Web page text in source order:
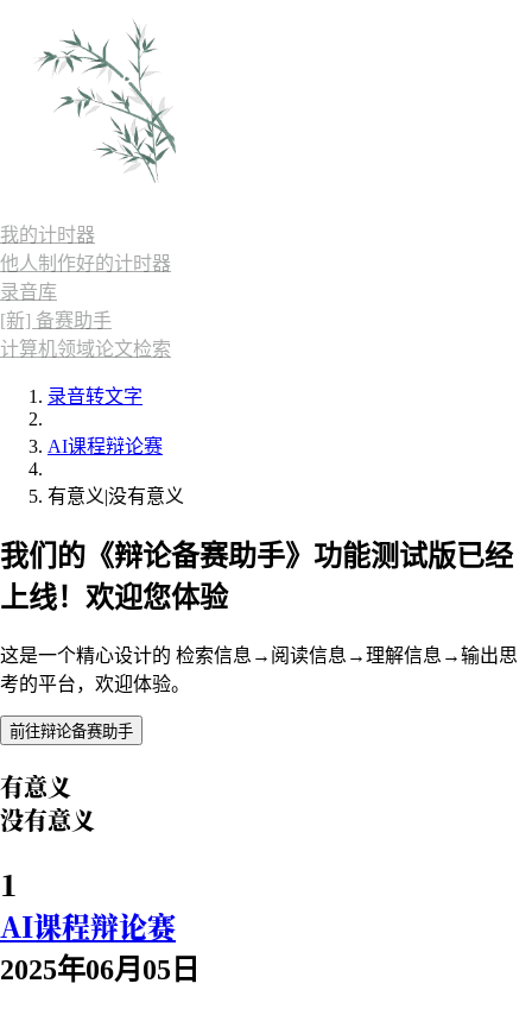
我的计时器
他人制作好的计时器
录音库
[新] 备赛助手
计算机领域论文检索
录音转文字
AI课程辩论赛
有意义|没有意义
我们的《辩论备赛助手》功能测试版已经
上线！欢迎您体验
这是一个精心设计的 检索信息→阅读信息→理解信息→输出思
考的平台，欢迎体验。
前往辩论备赛助手
有意义
没有意义
1
AI课程辩论赛
2025年06月05日